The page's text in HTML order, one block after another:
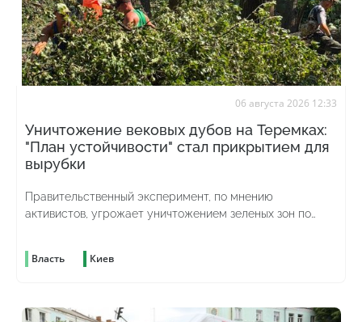
06 августа 2026 12:33
Уничтожение вековых дубов на Теремках:
"План устойчивости" стал прикрытием для
вырубки
Правительственный эксперимент, по мнению
активистов, угрожает уничтожением зеленых зон по
Власть Киев